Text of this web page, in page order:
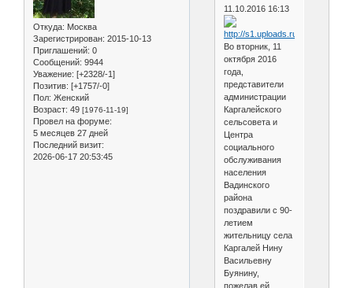
Откуда: Москва
Зарегистрирован: 2015-10-13
Приглашений: 0
Сообщений: 9944
Уважение: [+2328/-1]
Позитив: [+1757/-0]
Пол: Женский
Возраст: 49 [1976-11-19]
Провел на форуме:
5 месяцев 27 дней
Последний визит:
2026-06-17 20:53:45
11.10.2016 16:13
Во вторник, 11
октября 2016
года,
представители
администрации
Каргалейского
сельсовета и
Центра
социального
обслуживания
населения
Вадинского
района
поздравили с 90-
летием
жительницу села
Каргалей Нину
Васильевну
Буянину,
пожелав ей